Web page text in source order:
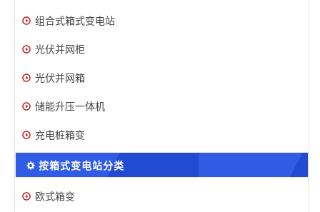
组合式箱式变电站
光伏并网柜
光伏并网箱
储能升压一体机
充电桩箱变
按箱式变电站分类
欧式箱变